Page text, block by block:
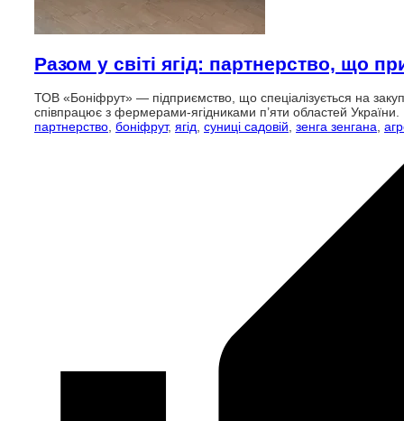
Разом у світі ягід: партнерство, що
ТОВ «Боніфрут» — підприємство, що спеціалізується на
співпрацює з фермерами-ягідниками п’яти областей України.
партнерство, боніфрут, ягід, суниці садовій, зенга зенгана,